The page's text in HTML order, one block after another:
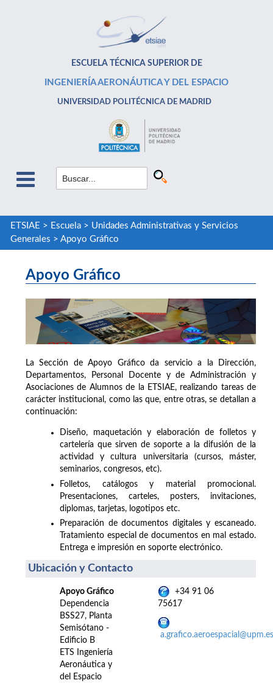
ESCUELA TÉCNICA SUPERIOR DE
INGENIERÍA AERONÁUTICA Y DEL ESPACIO
UNIVERSIDAD POLITÉCNICA DE MADRID
ETSIAE > Escuela> Unidades Administrativas y Servicios
Generales > Apoyo Gráfico
Apoyo Gráfico
La Sección de Apoyo Gráfico da servicio a la Dirección,
Departamentos, Personal Docente y de Administración y
Asociaciones de Alumnos de la ETSIAE, realizando tareas de
carácter institucional, como las que, entre otras, se detallan a
continuación:
Diseño, maquetación y elaboración de folletos y
cartelería que sirven de soporte a la difusión de la
actividad y cultura universitaria (cursos, máster,
seminarios, congresos, etc).
Folletos, catálogos y material promocional.
Presentaciones, carteles, posters, invitaciones,
diplomas, tarjetas, logotipos etc.
Preparación de documentos digitales y escaneado.
Tratamiento especial de documentos en mal estado.
Entrega e impresión en soporte electrónico.
Ubicación y Contacto
Apoyo Gráfico
Dependencia
BSS27, Planta
Semisótano -
Edificio B
ETS Ingeniería
Aeronáutica y
del Espacio
+34 91 06
75617
a.grafico.aeroespacial@upm.es